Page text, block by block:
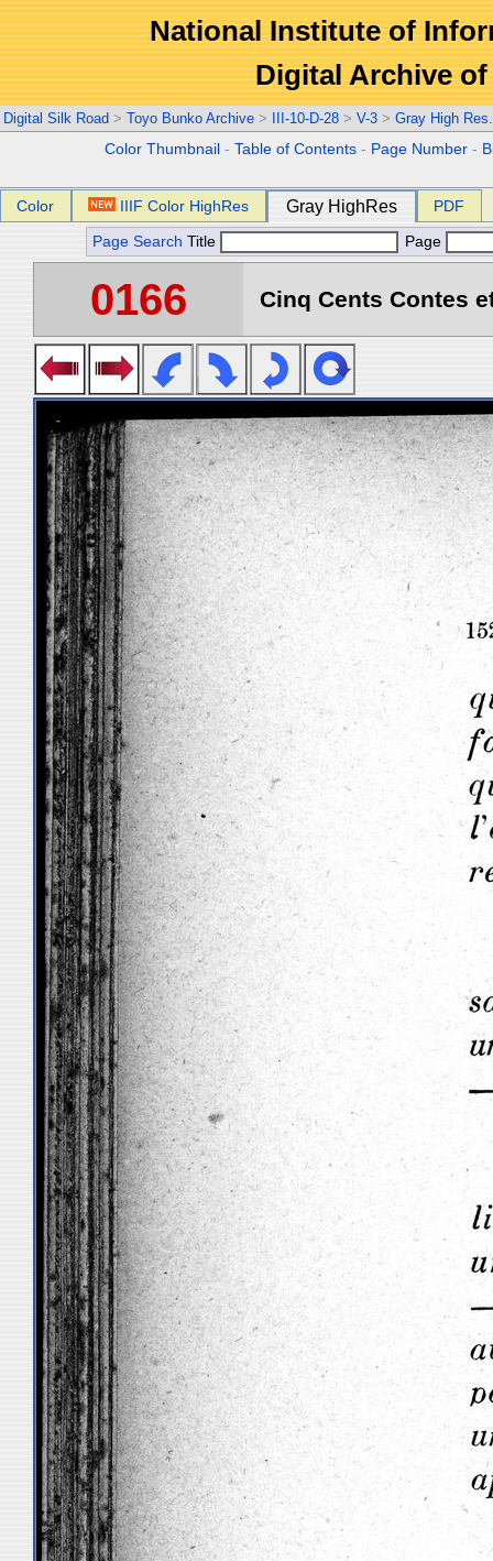
National Institute of
Digital Archive
Digital Silk Road > Toyo Bunko Archive > III-10-D-28 > V-3 > Gray High
Color Thumbnail -Table of Contents - Page Number -
Color IIIF Color HighRes Gray HighRes PDF
Page Search Title Page
0166 Cinq Cents Contes